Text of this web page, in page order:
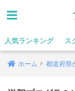
人気ランキング ス
ホーム 都道府県